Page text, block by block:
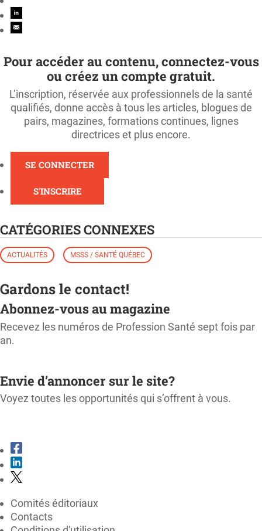
Pour accéder au contenu, connectez-vous
ou créez un compte gratuit.
L’inscription, réservée aux professionnels de la santé
qualifiés, donne accès à tous les articles, blogues de
pairs, magazines, formations continues, lignes
directrices et plus encore.
SE CONNECTER
S'INSCRIRE
CATÉGORIES CONNEXES
ACTUALITÉS MSSS / SANTÉ QUÉBEC
Gardons le contact!
Abonnez-vous au magazine
Recevez les numéros de Profession Santé sept fois par
an.
Envie d’annoncer sur le site?
Voyez toutes les opportunités qui s’offrent à vous.
Comités éditoriaux
Contacts